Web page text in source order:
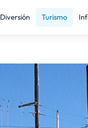
Diversión Turismo